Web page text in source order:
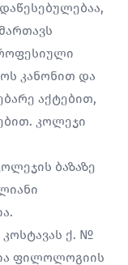
კანონით და
აქტებით,
კოლეჯი
ბაზაზე
კოსტავას ქ. №
ფილოლოგიის